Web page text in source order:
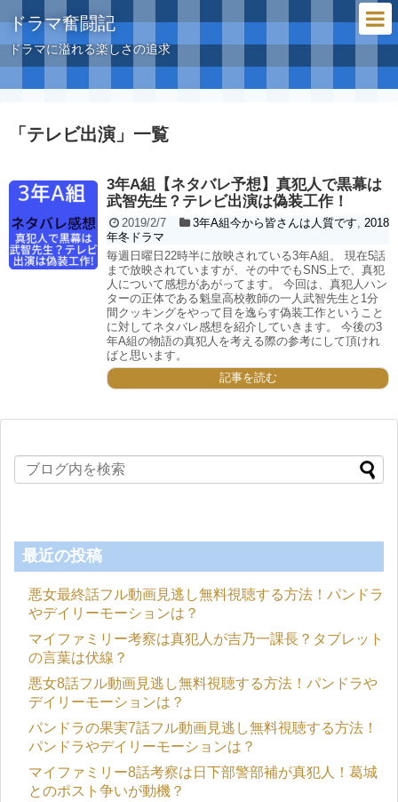
ドラマ奮闘記
ドラマに溢れる楽しさの追求
「 テレビ出演 」 一覧
3年A組【ネタバレ予想】真犯人で黒幕は
武智先生？テレビ出演は偽装工作！
2019/2/7 3年A組今から皆さんは人質です
2018
年冬ドラマ
毎週日曜日22時半に放映されている3年A組。 現在5話
まで放映されていますが、その中でもSNS上で、真犯
人について感想があがってます。 今回は、真犯人ハン
ターの正体である魁皇高校教師の一人武智先生と1分
間クッキングをやって目を逸らす偽装工作ということ
に対してネタバレ感想を紹介していきます。 今後の3
年A組の物語の真犯人を考える際の参考にして頂けれ
ばと思います。
記事を読む
最近の投稿
悪女最終話フル動画見逃し無料視聴する方法！パンドラ
やデイリーモーションは？
マイファミリー考察は真犯人が吉乃一課長？タブレット
の言葉は伏線？
悪女8話フル動画見逃し無料視聴する方法！パンドラや
デイリーモーションは？
パンドラの果実7話フル動画見逃し無料視聴する方法！
パンドラやデイリーモーションは？
マイファミリー8話考察は日下部警部補が真犯人！葛城
とのポスト争いが動機？